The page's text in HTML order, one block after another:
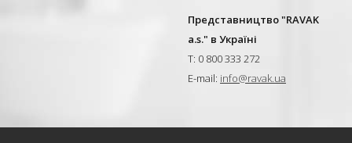
Представництво "RAVAK
a.s." в Україні
T: 0 800 333 272
E-mail: info@ravak.ua